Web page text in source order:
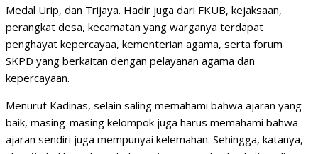
Medal Urip, dan Trijaya. Hadir juga dari FKUB, kejaksaan,
perangkat desa, kecamatan yang warganya terdapat
penghayat kepercayaa, kementerian agama, serta forum
SKPD yang berkaitan dengan pelayanan agama dan
kepercayaan.
Menurut Kadinas, selain saling memahami bahwa ajaran yang
baik, masing-masing kelompok juga harus memahami bahwa
ajaran sendiri juga mempunyai kelemahan. Sehingga, katanya,